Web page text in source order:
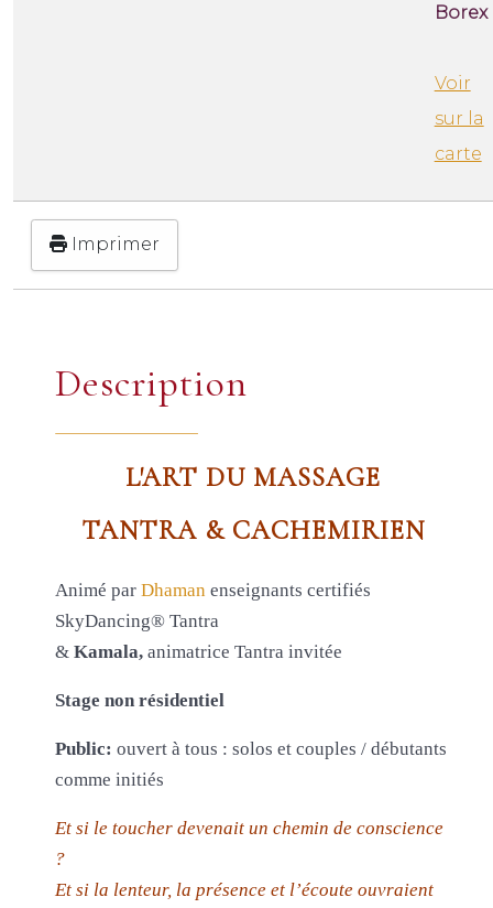
Borex
Voir
sur la
carte
Imprimer
Description
L'ART DU MASSAGE
TANTRA & CACHEMIRIEN
Animé par Dhaman enseignants certifiés
SkyDancing® Tantra
& Kamala, animatrice Tantra invitée
Stage non résidentiel
Public: ouvert à tous : solos et couples / débutants
comme initiés
Et si le toucher devenait un chemin de conscience
?
Et si la lenteur, la présence et l’écoute ouvraient